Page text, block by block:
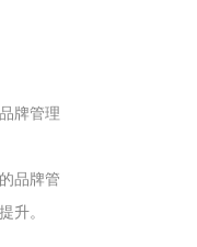
牌管理
品牌管
升。